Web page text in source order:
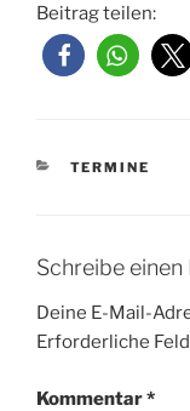
Beitrag teilen:
KATEGORIEN
TERMINE
Schreibe
Deine E-Mail-
Erforderliche
Kommentar*